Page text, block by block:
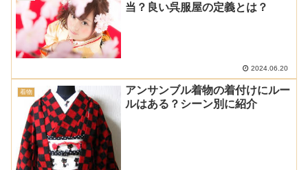
当？良い呉服屋の定義とは？
2024.06.20
着物
アンサンブル着物の着付けにルー
ルはある？シーン別に紹介